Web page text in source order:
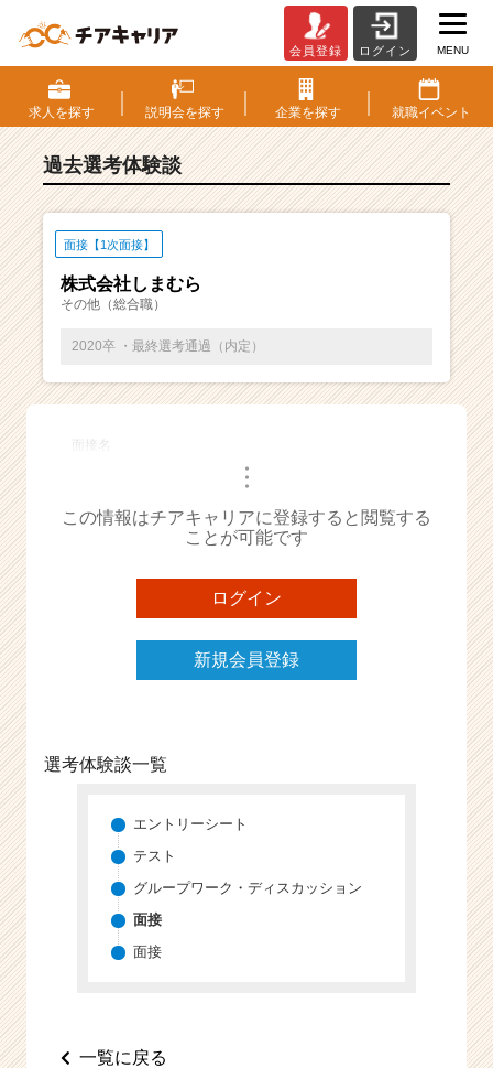
S・
選
考
験
ベ
チ
ー・
成
ら
ス
ト
が
届
く
チ
ャ
会員登録 ログイン MENU
求人を探す 説明会を探す 企業を探す 就職イベント
過去選考体験談
面接【1次面接】
株式会社しまむら
その他（総合職）
2020卒 ・最終選考通過（内定）
面接名
・・・
この情報はチアキャリアに登録すると閲覧する
ことが可能です
ログイン
新規会員登録
選考体験談一覧
エントリーシート
テスト
グループワーク・ディスカッション
面接
面接
一覧に戻る